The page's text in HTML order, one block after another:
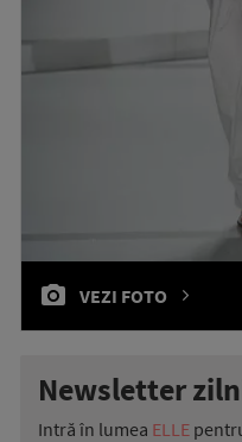
VEZI FOTO
Newsletter
Intră în lumea ELLE